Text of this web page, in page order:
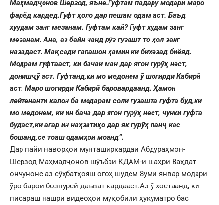
Маҳмадҷонов Шерзод, яъне.Гуфтам падару модари маро
фарёд кардед.Гуфт ҳоло дар пешам одам аст. Баъд
хуудам занг мезанам. Гуфтам кай? Гуфт худам занг
мезанам. Ана, аз байн чанд рӯз гузашт то ҳол занг
назадаст. Мақсади гапашон ҳамин ки бихезад биёяд.
Модрам гуфтааст, ки бачаи ман дар ягон гурӯҳ нест,
донишҷӯ аст. Гуфтанд,ки мо медонем ӯ шогирди Кабирӣ
аст. Маро шогирди Кабирӣ баровардаанд. Ҳамон
лейтенанти калон ба модарам соли гузашта гуфта буд,ки
мо медонем, ки ин бача дар ягон гурӯҳ нест, чунки гуфта
будаст,ки агар ин наҳзатиҳо дар як гурӯҳ панҷ кас
бошанд,се тоаш одамҳои моанд”.
Дар пайи наворҳои мунташиркардаи Абдураҳмон-
Шерзод Маҳмадҷонов шӯъбаи КДАМ-и шаҳри Ваҳдат
ончуноне аз сӯҳбатҳояш огоҳ шудем 8уми январ модари
ӯро барои бозпурсӣ даъват кардааст.Аз ӯ хостаанд, ки
писараш нашри видеоҳои муқобили ҳукуматро бас